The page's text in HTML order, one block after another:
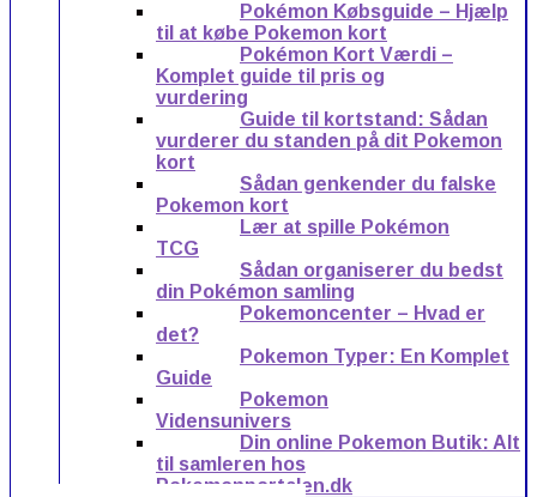
Pokémon Købsguide – Hjælp
til at købe Pokemon kort
Pokémon Kort Værdi –
Komplet guide til pris og
vurdering
Guide til kortstand: Sådan
vurderer du standen på dit Pokemon
kort
Sådan genkender du falske
Pokemon kort
Lær at spille Pokémon
TCG
Sådan organiserer du bedst
din Pokémon samling
Pokemoncenter – Hvad er
det?
Pokemon Typer: En Komplet
Guide
Pokemon
Vidensunivers
Din online Pokemon Butik: Alt
til samleren hos
Pokemonportalen.dk